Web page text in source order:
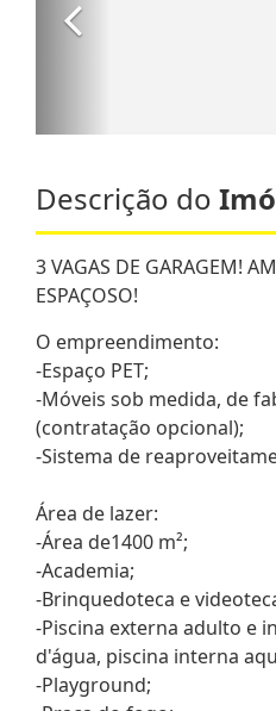
Descrição do
3 VAGAS DE GARAGEM!
ESPAÇOSO!
O empreendimento:
-Espaço PET;
-Móveis sob medida, de
(contratação opcional);
-Sistema de
Área de lazer:
-Área de1400 m²;
-Academia;
-Brinquedoteca e
-Piscina externa adulto e
d'água, piscina interna
-Playground;